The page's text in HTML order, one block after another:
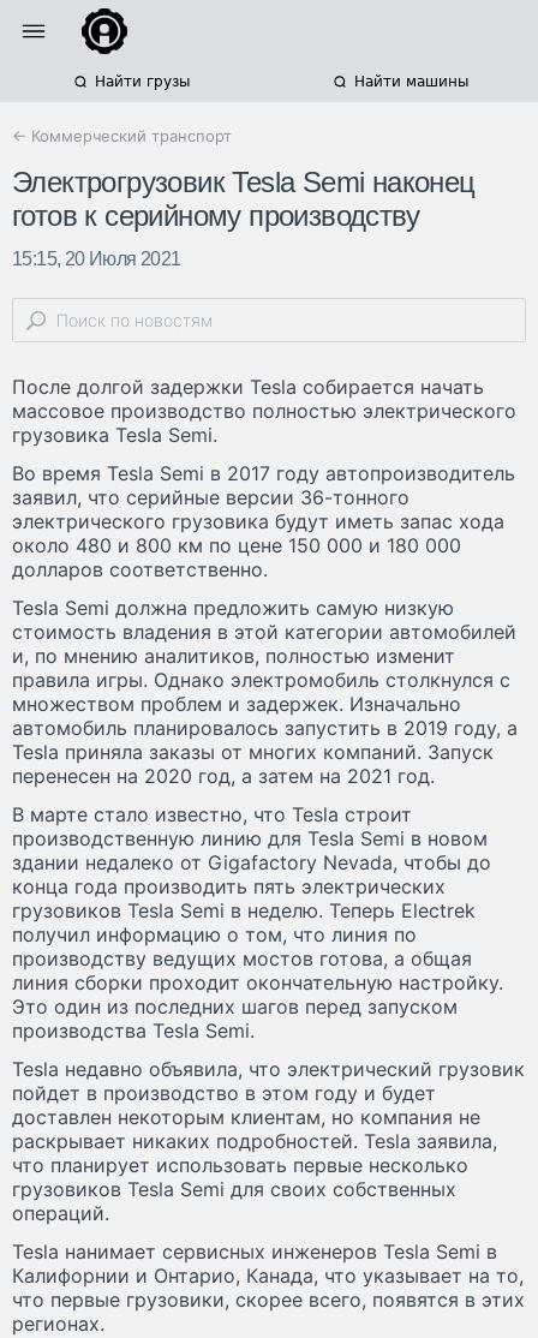
Найти грузы Найти машины
← Коммерческий транспорт
Электрогрузовик Tesla Semi наконец
готов к серийному производству
15:15, 20 Июля 2021
После долгой задержки Tesla собирается начать
массовое производство полностью электрического
грузовика Tesla Semi.
Во время Tesla Semi в 2017 году автопроизводитель
заявил, что серийные версии 36-тонного
электрического грузовика будут иметь запас хода
около 480 и 800 км по цене 150 000 и 180 000
долларов соответственно.
Tesla Semi должна предложить самую низкую
стоимость владения в этой категории автомобилей
и, по мнению аналитиков, полностью изменит
правила игры. Однако электромобиль столкнулся с
множеством проблем и задержек. Изначально
автомобиль планировалось запустить в 2019 году, а
Tesla приняла заказы от многих компаний. Запуск
перенесен на 2020 год, а затем на 2021 год.
В марте стало известно, что Tesla строит
производственную линию для Tesla Semi в новом
здании недалеко от Gigafactory Nevada, чтобы до
конца года производить пять электрических
грузовиков Tesla Semi в неделю. Теперь Electrek
получил информацию о том, что линия по
производству ведущих мостов готова, а общая
линия сборки проходит окончательную настройку.
Это один из последних шагов перед запуском
производства Tesla Semi.
Tesla недавно объявила, что электрический грузовик
пойдет в производство в этом году и будет
доставлен некоторым клиентам, но компания не
раскрывает никаких подробностей. Tesla заявила,
что планирует использовать первые несколько
грузовиков Tesla Semi для своих собственных
операций.
Tesla нанимает сервисных инженеров Tesla Semi в
Калифорнии и Онтарио, Канада, что указывает на то,
что первые грузовики, скорее всего, появятся в этих
регионах.